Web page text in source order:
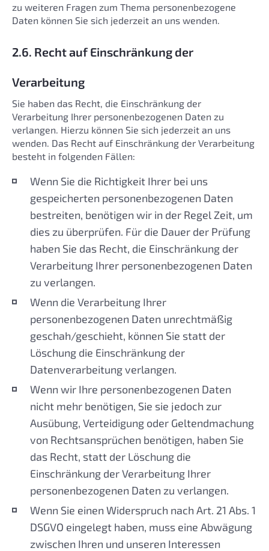
zu weiteren Fragen zum Thema personenbezogene
Daten können Sie sich jederzeit an uns wenden.
2.6. Recht auf Einschränkung der
Verarbeitung
Sie haben das Recht, die Einschränkung der
Verarbeitung Ihrer personenbezogenen Daten zu
verlangen. Hierzu können Sie sich jederzeit an uns
wenden. Das Recht auf Einschränkung der Verarbeitung
besteht in folgenden Fällen:
Wenn Sie die Richtigkeit Ihrer bei uns
gespeicherten personenbezogenen Daten
bestreiten, benötigen wir in der Regel Zeit, um
dies zu überprüfen. Für die Dauer der Prüfung
haben Sie das Recht, die Einschränkung der
Verarbeitung Ihrer personenbezogenen Daten
zu verlangen.
Wenn die Verarbeitung Ihrer
personenbezogenen Daten unrechtmäßig
geschah/geschieht, können Sie statt der
Löschung die Einschränkung der
Datenverarbeitung verlangen.
Wenn wir Ihre personenbezogenen Daten
nicht mehr benötigen, Sie sie jedoch zur
Ausübung, Verteidigung oder Geltendmachung
von Rechtsansprüchen benötigen, haben Sie
das Recht, statt der Löschung die
Einschränkung der Verarbeitung Ihrer
personenbezogenen Daten zu verlangen.
Wenn Sie einen Widerspruch nach Art. 21 Abs. 1
DSGVO eingelegt haben, muss eine Abwägung
zwischen Ihren und unseren Interessen